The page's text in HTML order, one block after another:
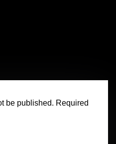
be published. Required